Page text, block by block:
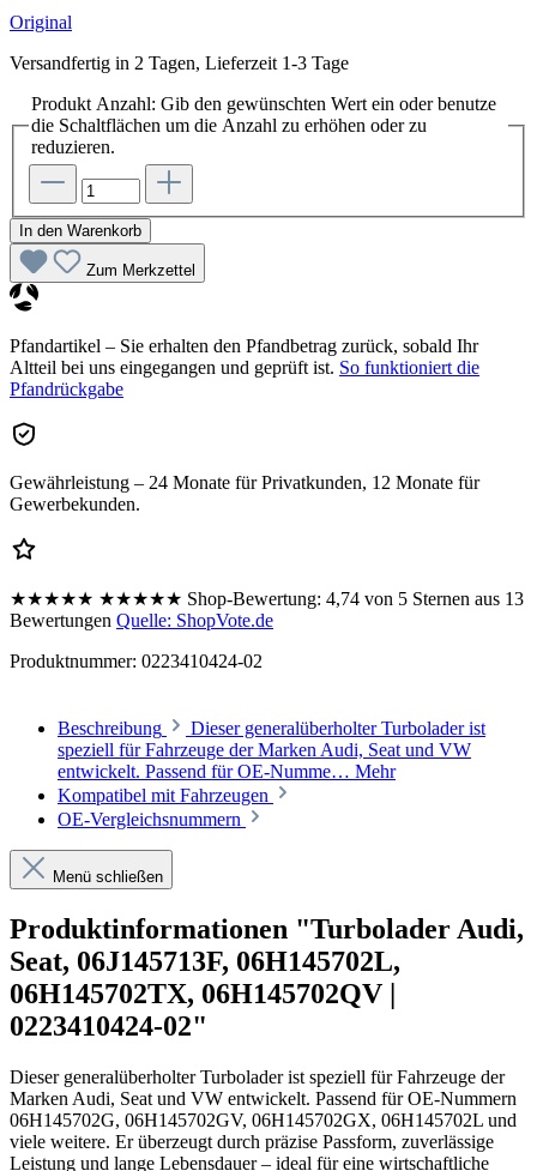
Original
Versandfertig in 2 Tagen, Lieferzeit 1-3 Tage
Produkt Anzahl: Gib den gewünschten Wert ein oder benutze
die Schaltflächen um die Anzahl zu erhöhen oder zu
reduzieren.
In den Warenkorb
Zum Merkzettel
Pfandartikel – Sie erhalten den Pfandbetrag zurück, sobald Ihr
Altteil bei uns eingegangen und geprüft ist. So funktioniert die
Pfandrückgabe
Gewährleistung – 24 Monate für Privatkunden, 12 Monate für
Gewerbekunden.
★★★★★ ★★★★★ Shop-Bewertung: 4,74 von 5 Sternen aus 13
Bewertungen Quelle: ShopVote.de
Produktnummer: 0223410424-02
Beschreibung
Dieser generalüberholter Turbolader ist
speziell für Fahrzeuge der Marken Audi, Seat und VW
entwickelt. Passend für OE-Numme… Mehr
Kompatibel mit Fahrzeugen
OE-Vergleichsnummern
Menü schließen
Produktinformationen "Turbolader Audi,
Seat, 06J145713F, 06H145702L,
06H145702TX, 06H145702QV |
0223410424-02"
Dieser generalüberholter Turbolader ist speziell für Fahrzeuge der
Marken Audi, Seat und VW entwickelt. Passend für OE-Nummern
06H145702G, 06H145702GV, 06H145702GX, 06H145702L und
viele weitere. Er überzeugt durch präzise Passform, zuverlässige
Leistung und lange Lebensdauer – ideal für eine wirtschaftliche